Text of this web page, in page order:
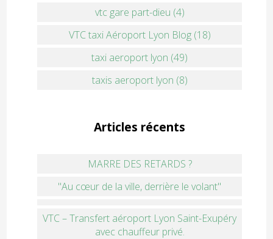
vtc gare part-dieu (4)
VTC taxi Aéroport Lyon Blog (18)
taxi aeroport lyon (49)
taxis aeroport lyon (8)
Articles récents
MARRE DES RETARDS ?
"Au cœur de la ville, derrière le volant"
VTC – Transfert aéroport Lyon Saint-Exupéry
avec chauffeur privé.